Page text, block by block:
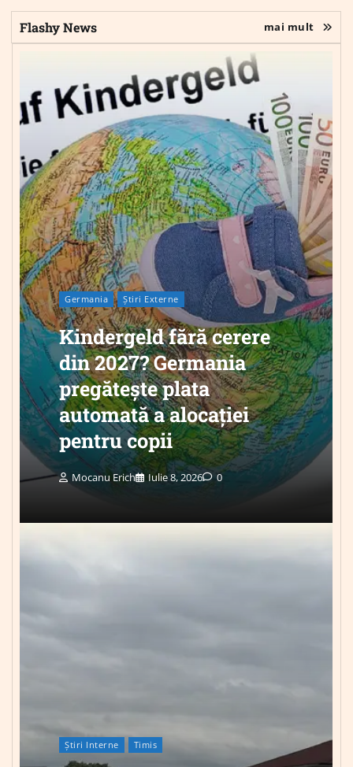
Flashy News mai mult
Germania Știri Externe
Kindergeld fără cerere
din 2027? Germania
pregătește plata
automată a alocației
pentru copii
Mocanu Erich Iulie 8, 2026 0
Știri Interne Timis